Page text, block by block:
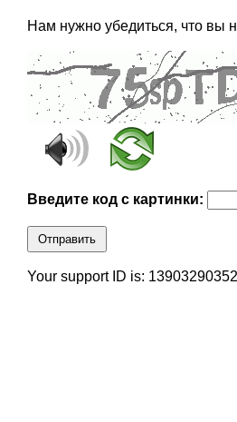
Нам нужно убедиться, что вы
Введите код с картинки:
Отправить
Your support ID is: